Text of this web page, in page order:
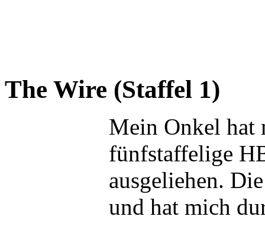
The Wire (Staffel 1)
Mein Onkel hat
fünfstaffelige
ausgeliehen.
und hat mich